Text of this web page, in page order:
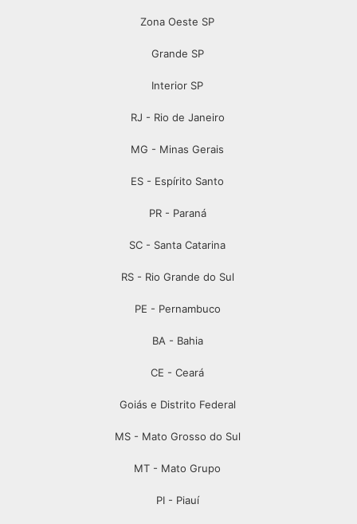
Zona Oeste SP
Grande SP
Interior SP
RJ - Rio de Janeiro
MG - Minas Gerais
ES - Espírito Santo
PR - Paraná
SC - Santa Catarina
RS - Rio Grande do Sul
PE - Pernambuco
BA - Bahia
CE - Ceará
Goiás e Distrito Federal
MS - Mato Grosso do Sul
MT - Mato Grupo
PI - Piauí